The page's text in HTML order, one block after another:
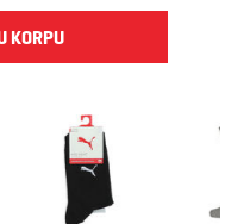
KORPU